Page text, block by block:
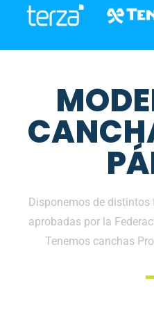
Disponemos de
aprobadas por la
Tenemos canchas